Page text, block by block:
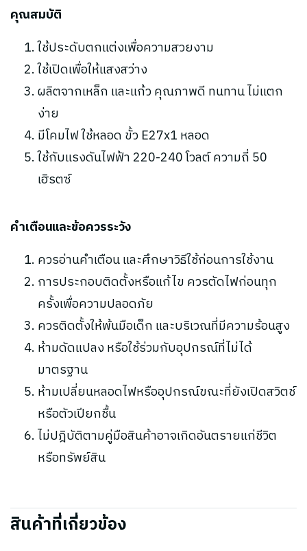
คุณสมบัติ
ใช้ประดับตกแต่งเพื่อความสวยงาม
ใช้เปิดเพื่อให้แสงสว่าง
ผลิตจากเหล็ก และแก้ว คุณภาพดี ทนทาน ไม่แตก
ง่าย
มีโคมไฟ ใช้หลอด ขั้ว E27x1 หลอด
ใช้กับแรงดันไฟฟ้า 220-240 โวลต์ ความถี่ 50
เฮิรตซ์
คำเตือนและข้อควรระวัง
ควรอ่านคำเตือน และศึกษาวิธีใช้ก่อนการใช้งาน
การประกอบติดตั้งหรือแก้ไข ควรตัดไฟก่อนทุก
ครั้งเพื่อความปลอดภัย
ควรติดตั้งให้พ้นมือเด็ก และบริเวณที่มีความร้อนสูง
ห้ามดัดแปลง หรือใช้ร่วมกับอุปกรณ์ที่ไม่ได้
มาตรฐาน
ห้ามเปลี่ยนหลอดไฟหรืออุปกรณ์ขณะที่ยังเปิดสวิตช์
หรือตัวเปียกชื้น
ไม่ปฎิบัติตามคู่มือสินค้าอาจเกิดอันตรายแก่ชีวิต
หรือทรัพย์สิน
สินค้าที่เกี่ยวข้อง